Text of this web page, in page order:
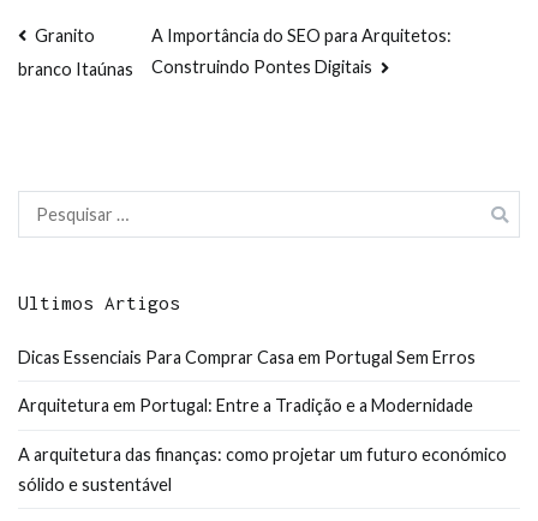
Navegação
Granito
branco Itaúnas
A Importância do SEO para Arquitetos:
Construindo Pontes Digitais
Pesquisar
por:
Ultimos Artigos
Dicas Essenciais Para Comprar Casa em Portugal Sem Erros
Arquitetura em Portugal: Entre a Tradição e a Modernidade
A arquitetura das finanças: como projetar um futuro económico
sólido e sustentável